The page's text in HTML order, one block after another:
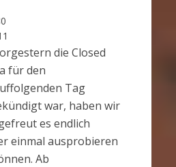
die Closed
für den
Tag
war, haben wir
es endlich
einmal ausprobieren
Ab